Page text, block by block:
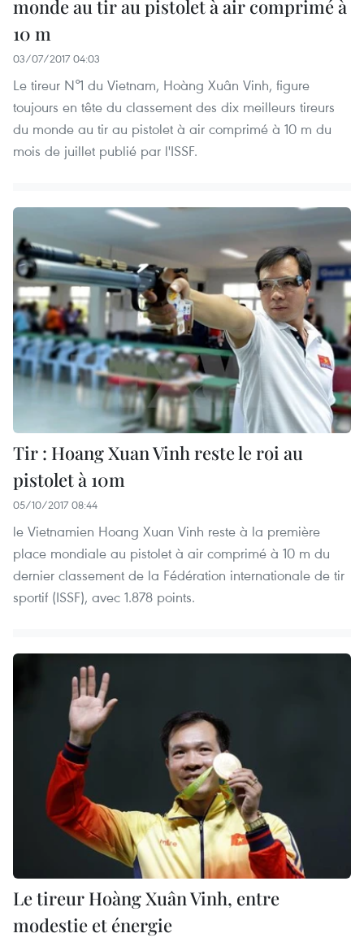
monde au tir au pistolet à air comprimé à
10 m
03/07/2017 04:03
Le tireur N°1 du Vietnam, Hoàng Xuân Vinh, figure
toujours en tête du classement des dix meilleurs tireurs
du monde au tir au pistolet à air comprimé à 10 m du
mois de juillet publié par l'ISSF.
Tir : Hoang Xuan Vinh reste le roi au
pistolet à 10m
05/10/2017 08:44
le Vietnamien Hoang Xuan Vinh reste à la première
place mondiale au pistolet à air comprimé à 10 m du
dernier classement de la Fédération internationale de tir
sportif (ISSF), avec 1.878 points.
Le tireur Hoàng Xuân Vinh, entre
modestie et énergie